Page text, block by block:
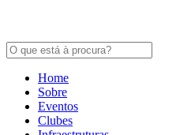
Home
Sobre
Eventos
Clubes